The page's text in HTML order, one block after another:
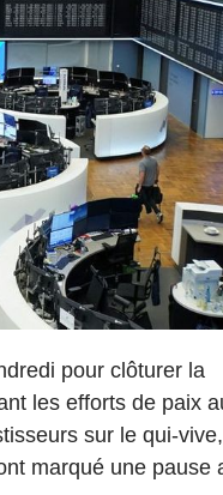
pour clôturer la
les efforts de paix
sur le qui-vive,
marqué une pause